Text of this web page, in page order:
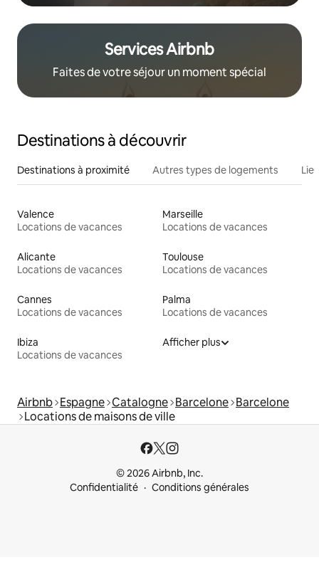
Services Airbnb
Faites de votre séjour un moment spécial
Destinations à découvrir
Destinations à proximité Autres types de logements
Valence
Locations de vacances
Marseille
Locations de vacances
Alicante
Locations de vacances
Toulouse
Locations de vacances
Cannes
Locations de vacances
Palma
Locations de vacances
Ibiza
Locations de vacances
Afficher plus
Airbnb Espagne Catalogne Barcelone Barcelone
Locations de maisons de ville
© 2026 Airbnb, Inc.
Confidentialité
Conditions générales